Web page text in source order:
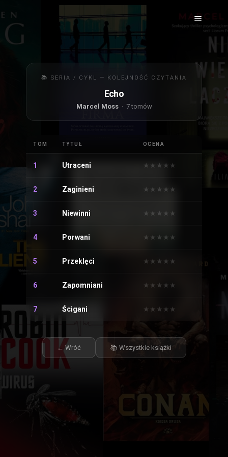
📚 SERIA / CYKL — KOLEJNOŚĆ CZYTANIA
Echo
Marcel Moss· 7 tomów
TOM TYTUŁ OCENA
1 Utraceni ★
★ ★
★ ★
★ ★
★ ★
★
2 Zaginieni ★
★ ★
★ ★
★ ★
★ ★
★
3 Niewinni ★
★ ★
★ ★
★ ★
★ ★
★
4 Porwani ★
★ ★
★ ★
★ ★
★ ★
★
5 Przeklęci ★
★ ★
★ ★
★ ★
★ ★
★
6 Zapomniani ★
★ ★
★ ★
★ ★
★ ★
★
7 Ścigani ★
★ ★
★ ★
★ ★
★ ★
★
← Wróć 📚 Wszystkie książki